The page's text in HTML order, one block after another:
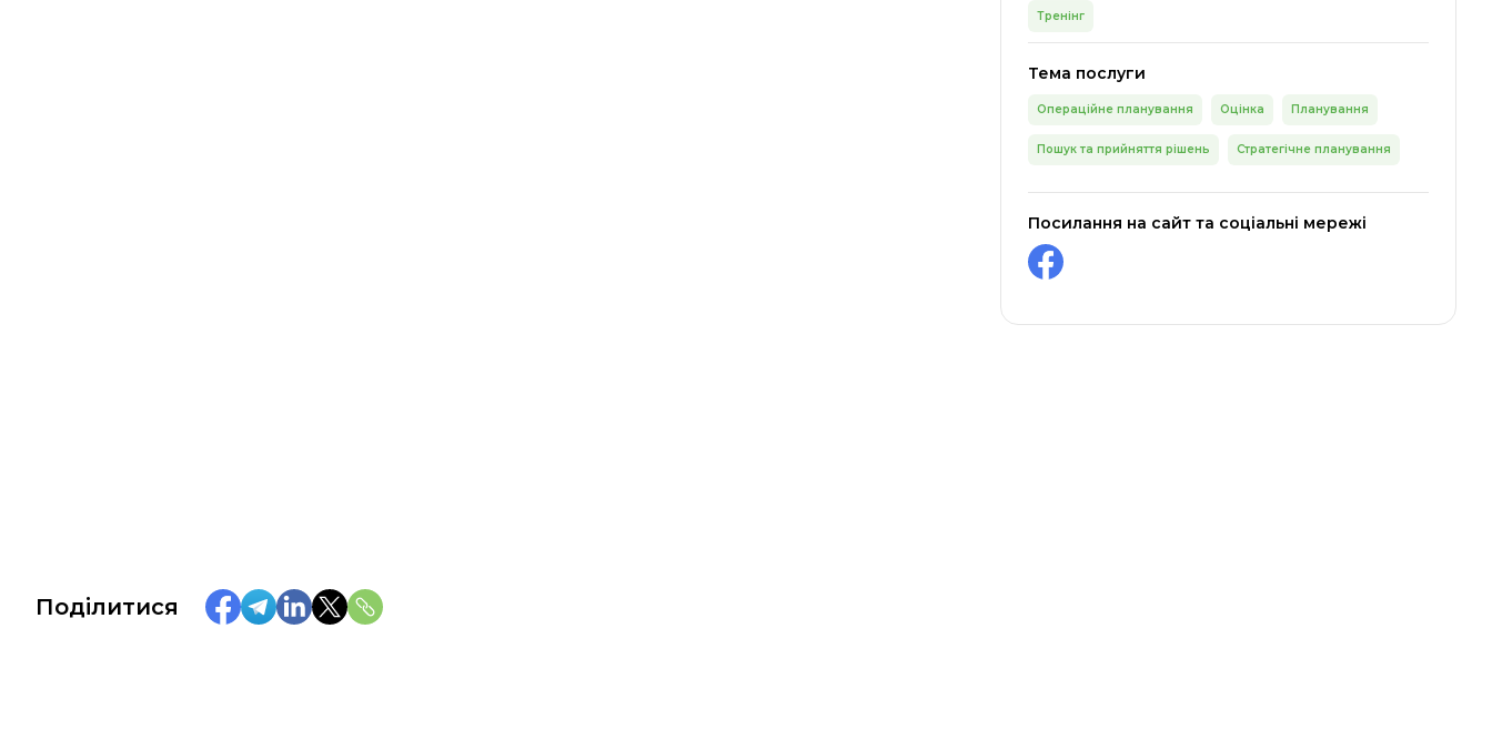
Тренінг
Тема послуги
Операційне планування Оцінка Планування
Пошук та прийняття рішень Стратегічне планування
Посилання на сайт та соціальні мережі
Поділитися